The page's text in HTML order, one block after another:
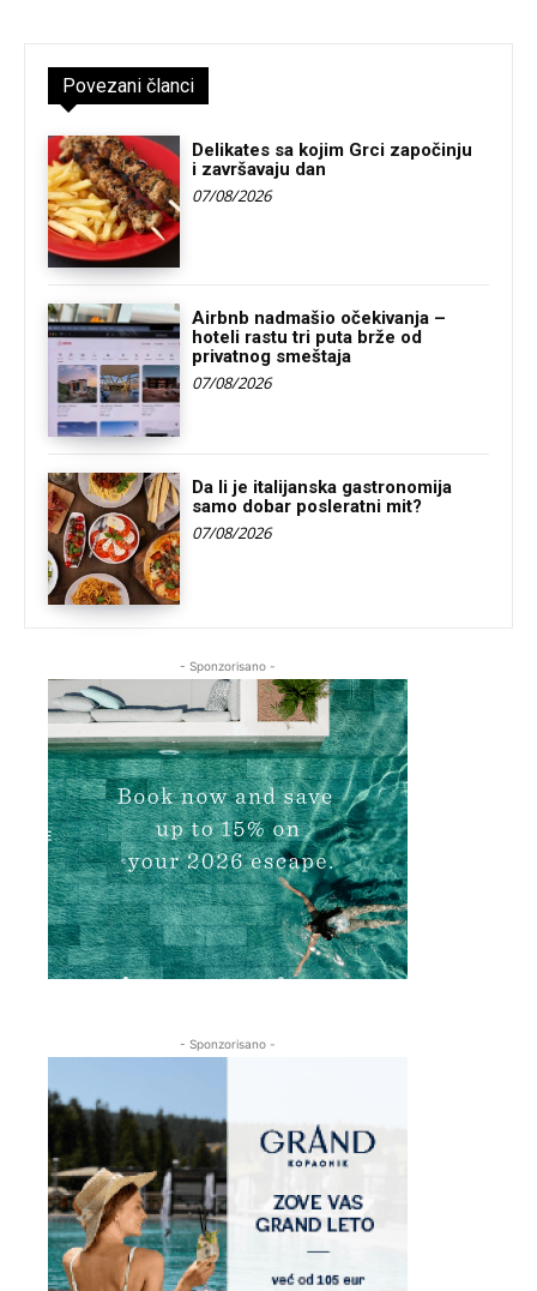
Povezani članci
Delikates sa kojim Grci započinju
i završavaju dan
07/08/2026
Airbnb nadmašio očekivanja –
hoteli rastu tri puta brže od
privatnog smeštaja
07/08/2026
Da li je italijanska gastronomija
samo dobar posleratni mit?
07/08/2026
- Sponzorisano -
- Sponzorisano -